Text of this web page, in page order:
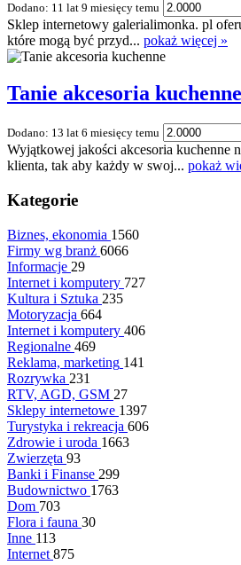
Dodano: 11 lat 9 miesięcy temu
Sklep internetowy galerialimonka. pl
które mogą być przyd... pokaż więcej »
Tanie akcesoria kuchenne
Dodano: 13 lat 6 miesięcy temu
Wyjątkowej jakości akcesoria kuchenne
klienta, tak aby każdy w swoj... pokaż
Kategorie
Biznes, ekonomia 1560
Firmy wg branż 6066
Informacje 29
Internet i komputery 727
Kultura i Sztuka 235
Motoryzacja 664
Internet i komputery 406
Regionalne 469
Reklama, marketing 141
Rozrywka 231
RTV, AGD, GSM 27
Sklepy internetowe 1397
Turystyka i rekreacja 606
Zdrowie i uroda 1663
Zwierzęta 93
Banki i Finanse 299
Budownictwo 1763
Dom 703
Flora i fauna 30
Inne 113
Internet 875